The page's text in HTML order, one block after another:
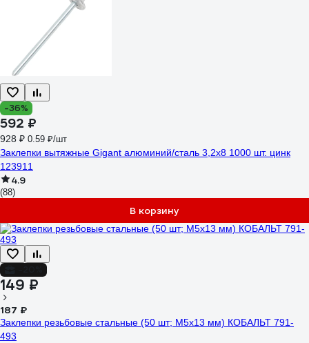
-36%
592 ₽
928 ₽ 0.59 ₽/шт
Заклепки вытяжные Gigant алюминий/сталь 3,2x8 1000 шт. цинк
123911
4.9
(88)
В корзину
149 ₽
187 ₽
Заклепки резьбовые стальные (50 шт; M5х13 мм) КОБАЛЬТ 791-
493